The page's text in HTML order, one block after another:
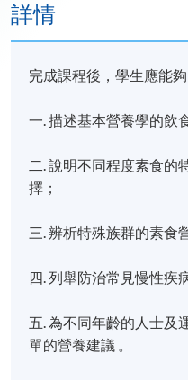
詳情
完成課程後，學生應能夠
一. 描述基本營養學的飲
二. 說明不同程度素食的
擇；
三. 辨析特殊族群的素食
四. 列舉防治常見慢性疾
五. 為不同年齡的人士及
單的營養建議 。